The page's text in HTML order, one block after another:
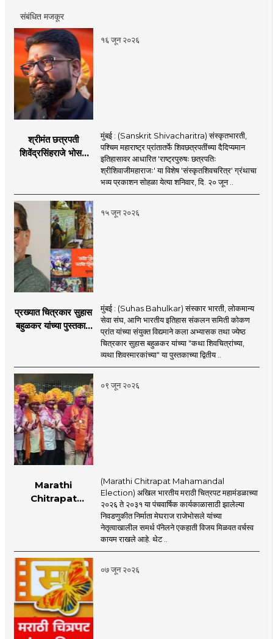
संबंधित मजकूर
१६ जून २०२६
श्रीमंत छत्रपती
शिवेंद्रसिंहराजे भोसले
प्रकाशन
मुंबई : (Sanskrit Shivacharitra) संस्कृतभारती,
पश्चिम महाराष्ट्र प्रांतातर्फे शिवछत्रपतींच्या दैदिप्यमान
इतिहासावर आधारित 'राष्ट्रपुरुषः छत्रपतिः
श्रीशिवाजीमहाराजः' या विशेष 'संस्कृतशिवचरित्र' ग्रंथाचा
भव्य प्रकाशन सोहळा येत्या शनिवार, दि. २० जून ..
१५ जून २०२६
प्रख्यात चित्रकार सुहास
बहुळकर यांच्या पुस्तकाचे
मुंबई : (Suhas Bahulkar) संस्कार भारती, लोकमान्य
सेवा संघ, आणि भारतीय इतिहास संकलन समिती कोकण
प्रांत यांच्या संयुक्त विद्यमाने कला अभ्यासक तथा ज्येष्ठ
चित्रकार सुहास बहुळकर यांच्या "कथा शिवचित्रांच्या,
व्यथा शिवस्मारकांच्या" या पुस्तकाच्या द्वितीय ..
०९ जून २०२६
Marathi
Chitrapat
महामंडळावर समर्थ
पॅनेलचे वर्चस्व कायम!
(Marathi Chitrapat Mahamandal
Election) अखिल भारतीय मराठी चित्रपट महामंडळाच्या
२०२६ ते २०३१ या पंचवार्षिक कार्यकाळासाठी झालेल्या
निवडणुकीत निर्माता मेघराज राजेभोसले यांच्या
नेतृत्वाखालील समर्थ पॅनेलने एकहाती विजय मिळवत वर्चस्व
कायम राखले आहे. थेट ..
०७ जून २०२६